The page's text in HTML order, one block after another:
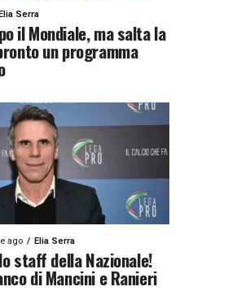
Serra
il Mondiale, ma salta la
un programma
ago Elia Serra
staff della Nazionale!
di Mancini e Ranieri